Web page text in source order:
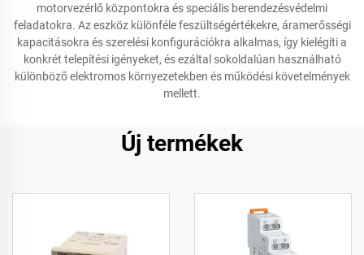
motorvezérlő központokra és speciális berendezésvédelmi
feladatokra. Az eszköz különféle feszültségértékekre, áramerősségi
kapacitásokra és szerelési konfigurációkra alkalmas, így kielégíti a
konkrét telepítési igényeket, és ezáltal sokoldalúan használható
különböző elektromos környezetekben és működési követelmények
mellett.
Új termékek